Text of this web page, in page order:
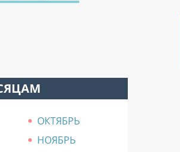
ОКТЯБРЬ
НОЯБРЬ